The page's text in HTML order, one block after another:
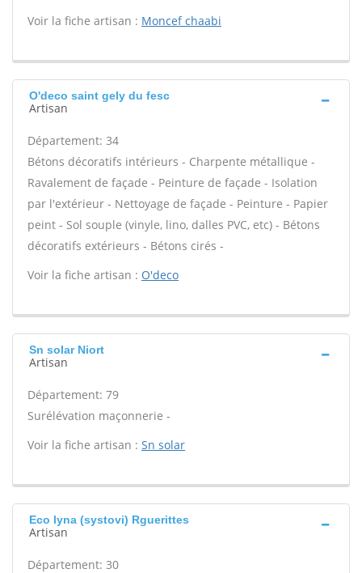
Voir la fiche artisan : Moncef chaabi
O'deco saint gely du fesc
Artisan
Département: 34
Bétons décoratifs intérieurs - Charpente métallique -
Ravalement de façade - Peinture de façade - Isolation
par l'extérieur - Nettoyage de façade - Peinture - Papier
peint - Sol souple (vinyle, lino, dalles PVC, etc) - Bétons
décoratifs extérieurs - Bétons cirés -
Voir la fiche artisan : O'deco
Sn solar Niort
Artisan
Département: 79
Surélévation maçonnerie -
Voir la fiche artisan : Sn solar
Eco lyna (systovi) Rguerittes
Artisan
Département: 30